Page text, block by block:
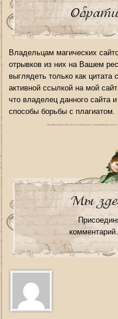
Владельцам магических
отрывков из них на Вашем
выглядеть только как цитата
активной ссылкой на мой
что владелец данного сайта
способы борьбы с плагиатом.
Мы